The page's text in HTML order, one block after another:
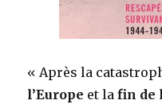
« Après la
l’Europe et lafin de